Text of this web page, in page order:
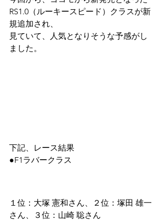
RS1.0（ルーキースピード）クラスが新
規追加され、
見ていて、人気となりそうな予感がし
ました。
下記、レース結果
●F1ラバークラス
１位：大塚 憲和さん、２位：塚田 雄一
さん、３位：山崎 聡さん